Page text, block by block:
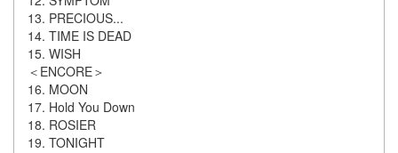
13. PRECIOUS...
14. TIME IS DEAD
15. WISH
＜ENCORE＞
16. MOON
17. Hold You Down
18. ROSIER
19. TONIGHT